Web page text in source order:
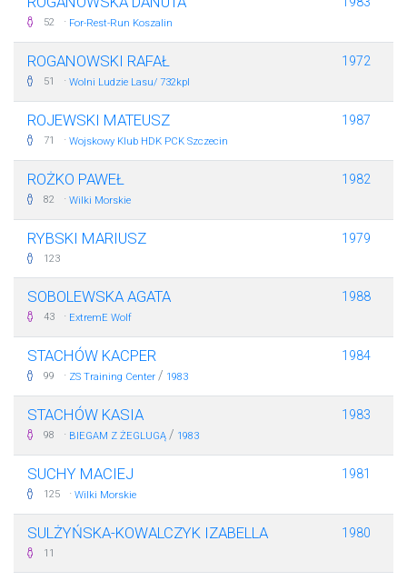
52 · For-Rest-Run Koszalin
ROGANOWSKI RAFAŁ
51 · Wolni Ludzie Lasu/ 732kpl
1972
ROJEWSKI MATEUSZ
71 · Wojskowy Klub HDK PCK Szczecin
1987
ROŻKO PAWEŁ
82 · Wilki Morskie
1982
RYBSKI MARIUSZ
123
1979
SOBOLEWSKA AGATA
43 · ExtremE Wolf
1988
STACHÓW KACPER
99 · ZS Training Center / 1983
1984
STACHÓW KASIA
98 · BIEGAM Z ŻEGLUGĄ / 1983
1983
SUCHY MACIEJ
125 · Wilki Morskie
1981
SULŻYŃSKA-KOWALCZYK IZABELLA
11
1980